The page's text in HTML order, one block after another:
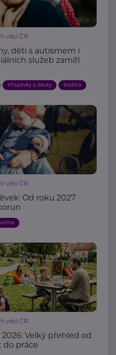
věcí ČR
děti s autismem i
služeb zamíří
Příspěvky a dávky Rodina
věcí ČR
Od roku 2027
věcí ČR
Velký přehled od
do práce